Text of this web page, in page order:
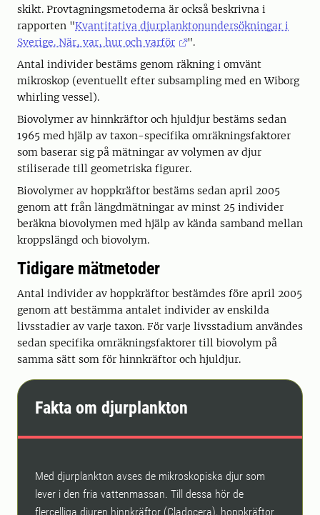
skikt. Provtagningsmetoderna är också beskrivna i
rapporten "Kvantitativa djurplanktonundersökningar i
Sverige. När, var, hur och varför
".
Antal individer bestäms genom räkning i omvänt
mikroskop (eventuellt efter subsampling med en Wiborg
whirling vessel).
Biovolymer av hinnkräftor och hjuldjur bestäms sedan
1965 med hjälp av taxon-specifika omräkningsfaktorer
som baserar sig på mätningar av volymen av djur
stiliserade till geometriska figurer.
Biovolymer av hoppkräftor bestäms sedan april 2005
genom att från längdmätningar av minst 25 individer
beräkna bio­volymen med hjälp av kända samband mellan
kroppslängd och biovolym.
Tidigare mätmetoder
Antal individer av hoppkräftor bestämdes före april 2005
genom att bestämma antalet individer av enskilda
livsstadier av varje taxon. För varje livsstadium användes
sedan specifika omräkningsfaktorer till biovolym på
samma sätt som för hinn­kräftor och hjuldjur.
Fakta om djurplankton
Med djurplankton avses de mikroskopiska djur som
lever i den fria vattenmassan. Till dessa hör de
flercelliga djuren hinnkräftor (Cladocera), hoppkräftor